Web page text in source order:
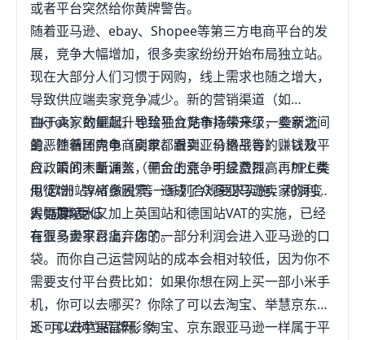
或者平台突然给你黄牌警告。
随着亚马逊、ebay、Shopee等第三方电商平台的发
展，竞争大幅增加，很多卖家纷纷开始布局独立站。
现在大部分人们习惯于网购，线上需求也随之增大，
导致供应端卖家竞争减少。新的营销渠道（如
TikTok）的崛起，也给独立站市场带来了一些新流
量。随着国内电商卖家都看到亚马逊平台的赚钱效
应，瞬间大量涌入，平台的竞争明显激烈。再加上类
似“欧洲站VAT缴税”等一系列合规要求实施，利润变
得更薄了。又加上英国站和德国站VAT的实施，已经
有很多卖家忍痛弃店了。
由于卖家数量飙升导致平台竞争持续升级，卖家之间
的恶性循环竞争（刷单、跟卖、价格战等），以及平
台政策的不断调整（佣金上涨、手续费提高、PPC费
用徒增）等诸多因素，造成了众多亚马逊卖家的利润
大幅度缩水。
2、成本更低
在亚马逊平台上，你的一部分利润会进入亚马逊的口
袋。而你自己运营网站的成本会相对较低，因为你不
需要支付平台费比如：如果你想在网上买一部小米手
机，你可以去哪买？你除了可以去淘宝、举慧京东，
还可以去苹果官网。淘宝、京东跟亚马逊一样属于平
3、可以树立品牌形象